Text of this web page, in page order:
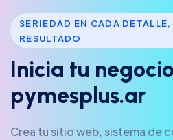
SERIEDAD EN CADA
RESULTADO
Inicia tu negocio
pymesp us.ar
Crea tu sitio web, sistema de